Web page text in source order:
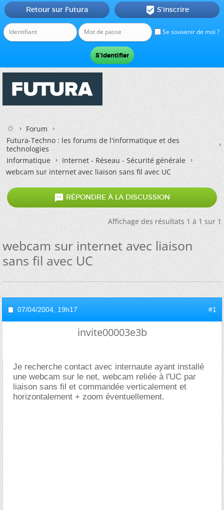
Se souvenir de moi ?
Retour sur Futura  S'inscrire
Forum
Futura-Techno : les forums de l'informatique et des
technologies
Informatique
Internet - Réseau - Sécurité générale
webcam sur internet avec liaison sans fil avec UC
 RÉPONDRE À LA DISCUSSION
Affichage des résultats 1 à 1 sur 1
webcam sur internet avec liaison
sans fil avec UC
07/04/2004, 19h17 #1
invite00003e3b
Je recherche contact avec internaute ayant installé
une webcam sur le net, webcam reliée à l'UC par
liaison sans fil et commandée verticalement et
horizontalement + zoom éventuellement.